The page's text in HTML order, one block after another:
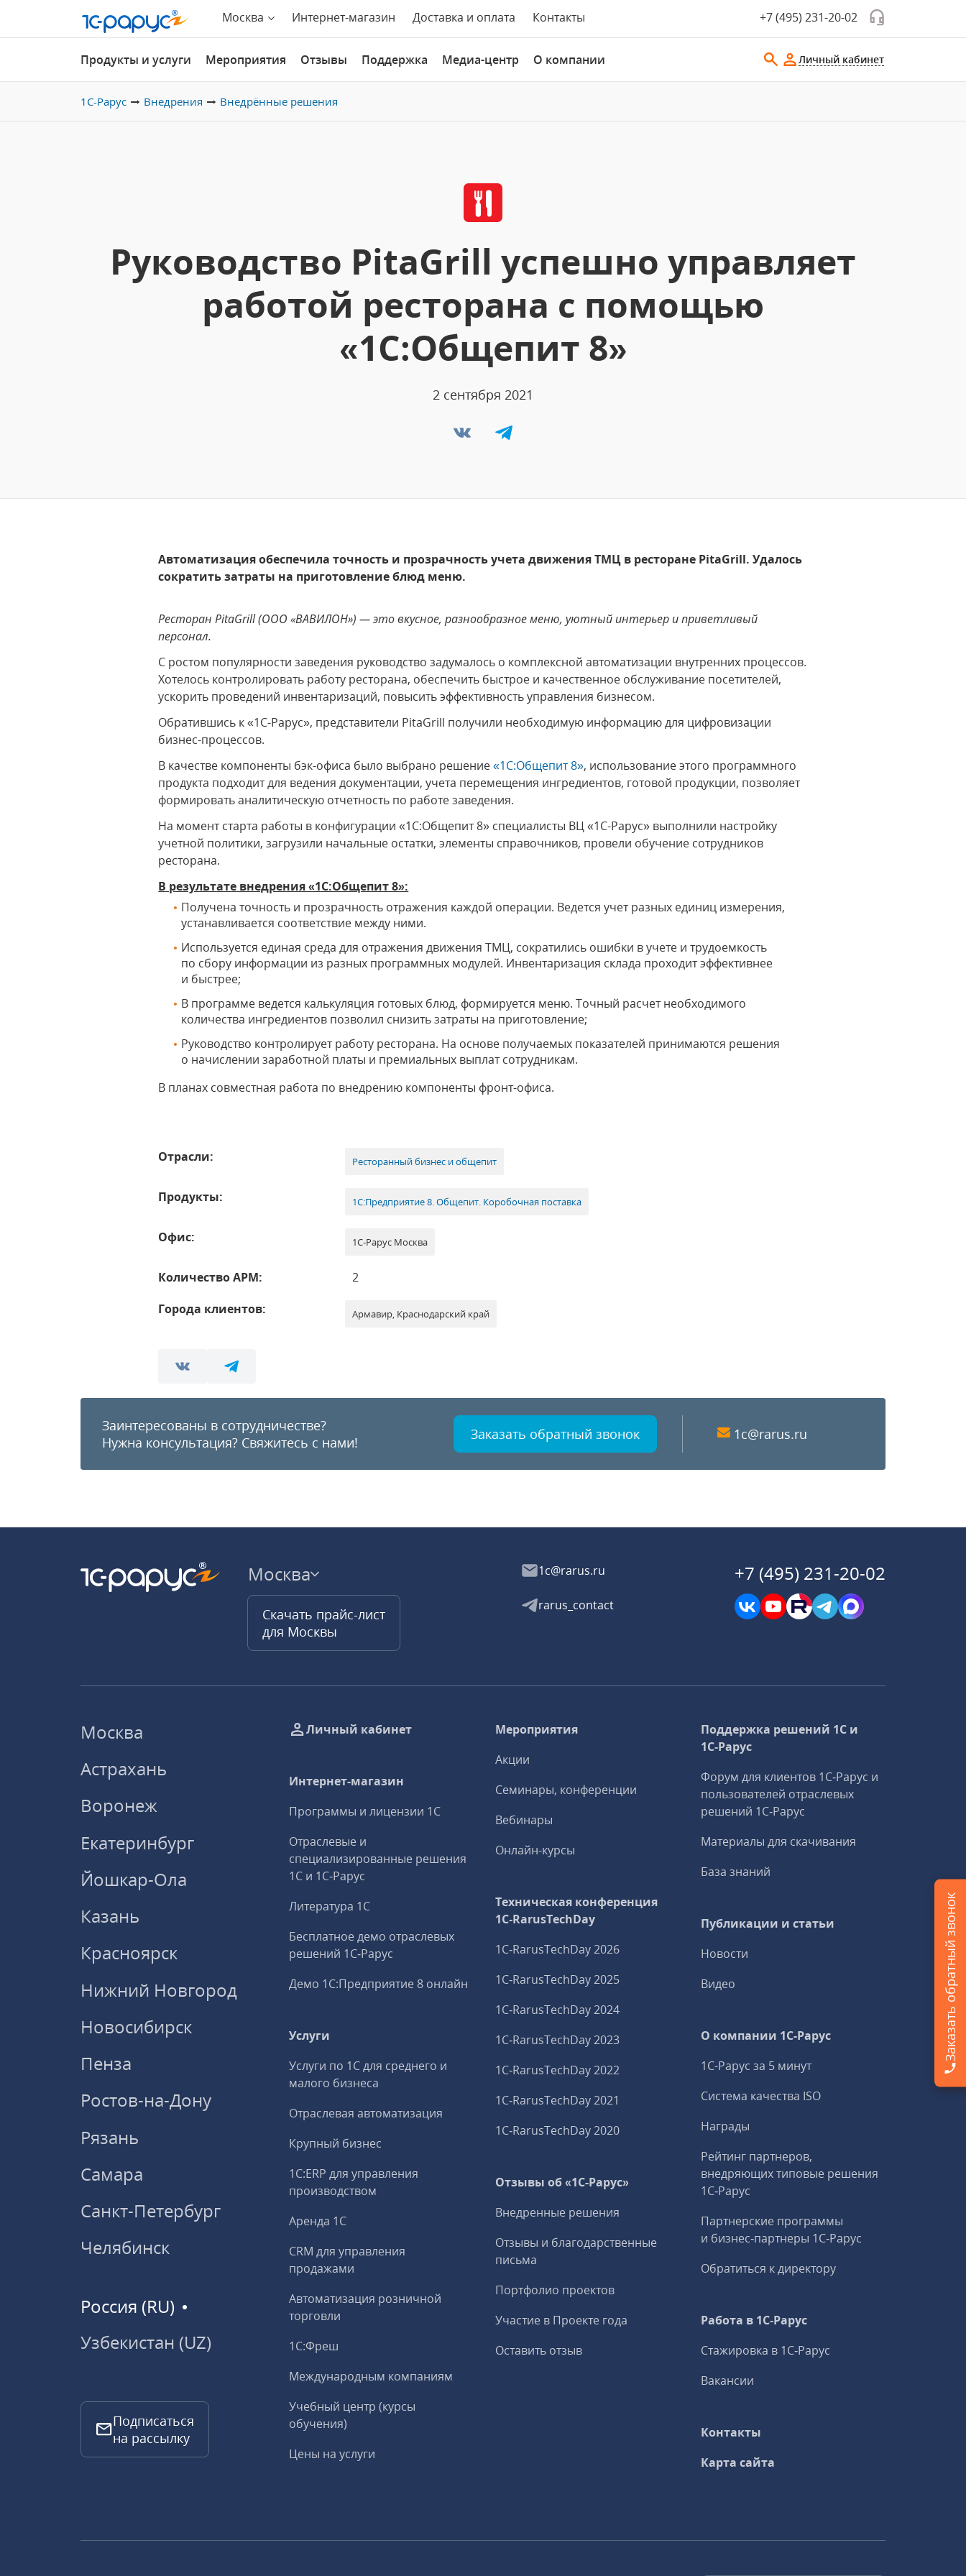
Москва Интернет-магазин Доставка и оплата Контакты +7 (495) 231-20-02
Продукты и услуги Мероприятия Отзывы Поддержка Медиа-центр О компании Личный кабинет
1С-Рарус Внедрения Внедрённые решения
Руководство PitaGrill успешно управляет
работой ресторана с помощью
«1С:Общепит 8»
2 сентября 2021
Автоматизация обеспечила точность и прозрачность учета движения ТМЦ в ресторане PitaGrill. Удалось
сократить затраты на приготовление блюд меню.
Ресторан PitaGrill (ООО «ВАВИЛОН») — это вкусное, разнообразное меню, уютный интерьер и приветливый
персонал.
С ростом популярности заведения руководство задумалось о комплексной автоматизации внутренних процессов.
Хотелось контролировать работу ресторана, обеспечить быстрое и качественное обслуживание посетителей,
ускорить проведений инвентаризаций, повысить эффективность управления бизнесом.
Обратившись к «1С-Рарус», представители PitaGrill получили необходимую информацию для цифровизации
бизнес-процессов.
В качестве компоненты бэк-офиса было выбрано решение«1С:Общепит 8», использование этого программного
продукта подходит для ведения документации, учета перемещения ингредиентов, готовой продукции, позволяет
формировать аналитическую отчетность по работе заведения.
На момент старта работы в конфигурации «1С:Общепит 8» специалисты ВЦ «1С-Рарус» выполнили настройку
учетной политики, загрузили начальные остатки, элементы справочников, провели обучение сотрудников
ресторана.
В результате внедрения «1С:Общепит 8»:
Получена точность и прозрачность отражения каждой операции. Ведется учет разных единиц измерения,
устанавливается соответствие между ними.
Используется единая среда для отражения движения ТМЦ, сократились ошибки в учете и трудоемкость
по сбору информации из разных программных модулей. Инвентаризация склада проходит эффективнее
и быстрее;
В программе ведется калькуляция готовых блюд, формируется меню. Точный расчет необходимого
количества ингредиентов позволил снизить затраты на приготовление;
Руководство контролирует работу ресторана. На основе получаемых показателей принимаются решения
о начислении заработной платы и премиальных выплат сотрудникам.
В планах совместная работа по внедрению компоненты фронт-офиса.
Отрасли: Ресторанный бизнес и общепит
Продукты: 1С:Предприятие 8. Общепит. Коробочная поставка
Офис: 1С-Рарус Москва
Количество АРМ:
2
Города клиентов:
Армавир, Краснодарский край
Заинтересованы в сотрудничестве?
Нужна консультация? Свяжитесь с нами! Заказать обратный звонок 1c@rarus.ru
Москва
Скачать прайс-лист
для Москвы
1c@rarus.ru
rarus_contact
+7 (495) 231-20-02
Москва
Астрахань
Воронеж
Екатеринбург
Йошкар-Ола
Казань
Красноярск
Нижний Новгород
Новосибирск
Пенза
Ростов-на-Дону
Рязань
Самара
Санкт-Петербург
Челябинск
Россия (RU)
Узбекистан (UZ)
Подписаться
на рассылку
Личный кабинет
Интернет-магазин
Программы и лицензии 1С
Отраслевые и
специализированные решения
1С и 1С‑Рарус
Литература 1С
Бесплатное демо отраслевых
решений 1С‑Рарус
Демо 1С:Предприятие 8 онлайн
Услуги
Услуги по 1С для среднего и
малого бизнеса
Отраслевая автоматизация
Крупный бизнес
1С:ERP для управления
производством
Аренда 1С
CRM для управления
продажами
Автоматизация розничной
торговли
1С:Фреш
Международным компаниям
Учебный центр (курсы
обучения)
Цены на услуги
Мероприятия
Акции
Семинары, конференции
Вебинары
Онлайн-курсы
Техническая конференция
1C‑RarusTechDay
1C‑RarusTechDay 2026
1C‑RarusTechDay 2025
1C‑RarusTechDay 2024
1C‑RarusTechDay 2023
1C‑RarusTechDay 2022
1C‑RarusTechDay 2021
1C‑RarusTechDay 2020
Отзывы об «1С-Рарус»
Внедренные решения
Отзывы и благодарственные
письма
Портфолио проектов
Участие в Проекте года
Оставить отзыв
Поддержка решений 1С и
1С‑Рарус
Форум для клиентов 1С‑Рарус и
пользователей отраслевых
решений 1С‑Рарус
Материалы для скачивания
База знаний
Публикации и статьи
Новости
Видео
О компании 1C-Рарус
1С-Рарус за 5 минут
Система качества ISO
Награды
Рейтинг партнеров,
внедряющих типовые решения
1С‑Рарус
Партнерские программы
и бизнес‑партнеры 1С‑Рарус
Обратиться к директору
Работа в 1С‑Рарус
Стажировка в 1С‑Рарус
Вакансии
Контакты
Карта сайта
Заказать обратный звонок